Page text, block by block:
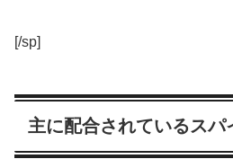
[/sp]
主に配合されているスパ